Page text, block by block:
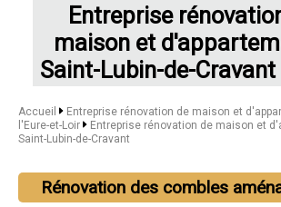
Entreprise
maison et
Saint-Lubin-de-
Accueil
Entreprise rénovation de maison et
l'Eure-et-Loir
Entreprise rénovation de maison et
Saint-Lubin-de-Cravant
Rénovation des combles